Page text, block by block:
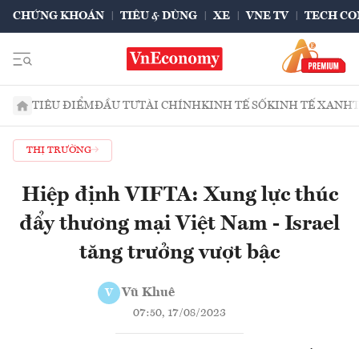
CHỨNG KHOÁN TIÊU & DÙNG XE VNE TV TECH
TIÊU ĐIỂMĐẦU TƯTÀI CHÍNHKINH TẾ SỐKINH TẾ XANH
THỊ TRƯỜNG
Hiệp định VIFTA: Xung lực thúc
đẩy thương mại Việt Nam - Israel
tăng trưởng vượt bậc
V Vũ Khuê
07:50, 17/08/2023